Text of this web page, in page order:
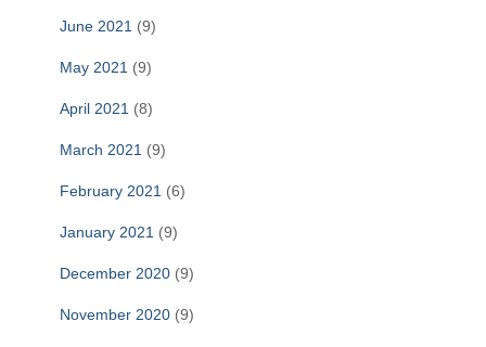
June 2021 (9)
May 2021 (9)
April 2021 (8)
March 2021 (9)
February 2021 (6)
January 2021 (9)
December 2020 (9)
November 2020 (9)